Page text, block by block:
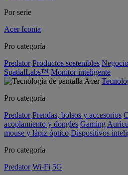
Por serie
Acer Iconia
Pro categoría
Predator Productos sostenibles
SpatialLabs™ Monitor inteligente
Pro categoría
Predator Prendas, bolsos y accesorios
acoplamiento y dongles Gaming
mouse y lápiz óptico Dispositivos
Pro categoría
Predator Wi-Fi 5G